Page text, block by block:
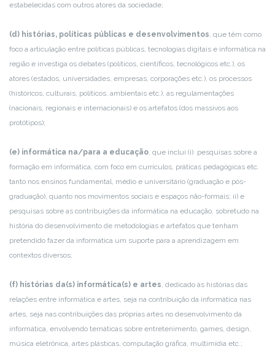
estabelecidas com outros atores da sociedade;
(d) histórias, políticas públicas e desenvolvimentos, que têm como
foco a articulação entre políticas públicas, tecnologias digitais e informática na
região e investiga os debates (políticos, científicos, tecnológicos etc.), os
atores (estados, universidades, empresas, corporações etc.), os processos
(históricos, culturais, políticos, ambientais etc.), as regulamentações
(nacionais, regionais e internacionais) e os artefatos (dos massivos aos
protótipos);
(e) informática na/para a educação, que inclui (i) pesquisas sobre a
formação em informática, com foco em currículos, práticas pedagógicas etc.
tanto nos ensinos fundamental, médio e universitário (graduação e pós-
graduação), quanto nos movimentos sociais e espaços não-formais; ii) e
pesquisas sobre as contribuições da informática na educação, sobretudo na
história do desenvolvimento de metodologias e artefatos que tenham
pretendido fazer da informática um suporte para a aprendizagem em
contextos diversos;
(f) histórias da(s) informática(s) e artes, dedicado às histórias das
relações entre informática e artes, seja na contribuição da informática nas
artes, seja nas contribuições das próprias artes no desenvolvimento da
informática, envolvendo temáticas sobre entretenimento, games, design,
música eletrônica, artes plásticas, computação gráfica, multimídia etc.;